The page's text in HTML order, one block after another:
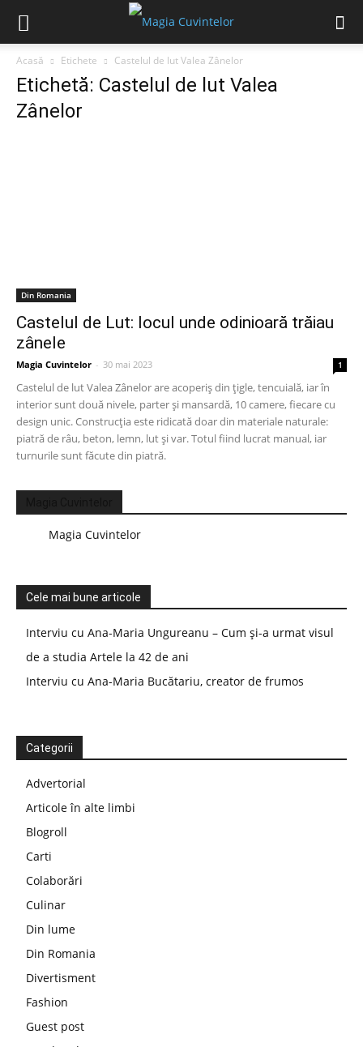
Acasă Etichete Castelul de lut Valea Zânelor
Etichetă: Castelul de lut Valea
Zânelor
Din Romania
Castelul de Lut: locul unde odinioară trăiau
zânele
Magia Cuvintelor - 30 mai 2023 1
Castelul de lut Valea Zânelor are acoperiș din țigle, tencuială, iar în
interior sunt două nivele, parter și mansardă, 10 camere, fiecare cu
design unic. Construcția este ridicată doar din materiale naturale:
piatră de râu, beton, lemn, lut și var. Totul fiind lucrat manual, iar
turnurile sunt făcute din piatră.
Magia Cuvintelor
Cele mai bune articole
Interviu cu Ana-Maria Ungureanu – Cum și-a urmat visul
de a studia Artele la 42 de ani
Interviu cu Ana-Maria Bucătariu, creator de frumos
Categorii
Advertorial
Articole în alte limbi
Blogroll
Carti
Colaborări
Culinar
Din lume
Din Romania
Divertisment
Fashion
Guest post